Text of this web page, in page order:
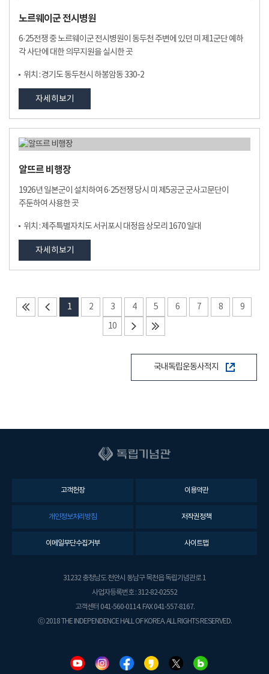
노르웨이군 전시병원
6·25전쟁 중 노르웨이군 전시병원이 동두천 주변에 있던 미 제1군단 예하
각 사단에 대한 의무지원을 실시한 곳
위치 : 경기도 동두천시 하봉암동 330-2
자세히보기
알뜨르 비행장
1926년 일본군이 설치하여 6·25전쟁 당시 미 제5공군 군사고문단이
주둔하여 사용한 곳
위치 : 제주특별자치도 서귀포시 대정읍 상모리 1670 일대
자세히보기
1 2 3 4 5 6 7 8
9
10
국내독립운동사적지
고객헌장 이용약관
개인정보처리방침 저작권정책
이메일무단수집거부 사이트맵
31232 충청남도 천안시 동남구 목천읍 독립기념관로 1
사업자등록번호 : 312-82-02552
고객센터 041-560-0114. FAX 041-557-8167.
ⓒ 2018 THE INDEPENDENCE HALL OF KOREA. ALL RIGHTS RESERVED.